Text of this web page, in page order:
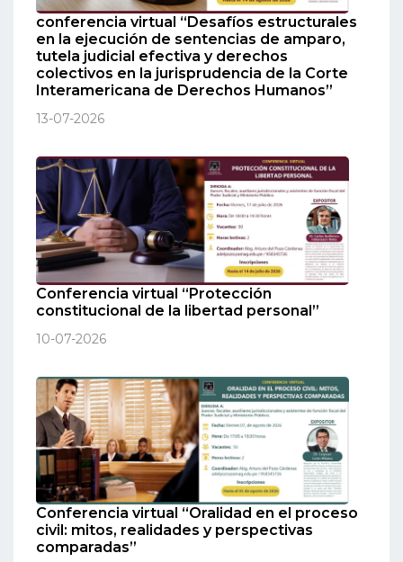
conferencia virtual “Desafíos estructurales
en la ejecución de sentencias de amparo,
tutela judicial efectiva y derechos
colectivos en la jurisprudencia de la Corte
Interamericana de Derechos Humanos”
13-07-2026
Conferencia virtual “Protección
constitucional de la libertad personal”
10-07-2026
Conferencia virtual “Oralidad en el proceso
civil: mitos, realidades y perspectivas
comparadas”